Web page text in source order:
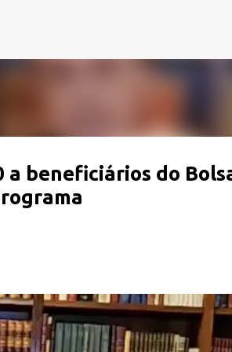
a beneficiários do